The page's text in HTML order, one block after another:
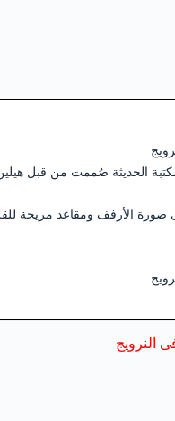
الحديثة صُممت من قبل
الخشبية تم تشكيلها فى صورة الأرفف ومقاعد
النرويج